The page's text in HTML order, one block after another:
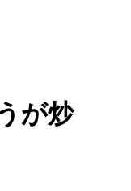
が炒